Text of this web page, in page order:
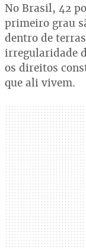
No Brasil, 42
primeiro grau
dentro de
irregularidade
os direitos
que ali vivem.